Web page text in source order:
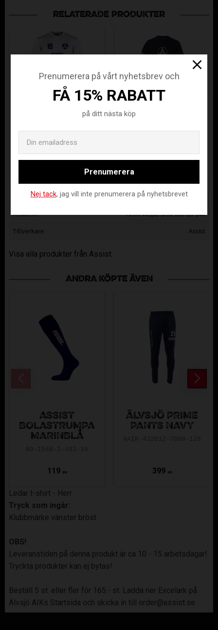
RELATERADE PRODUKTER
ÄLVSJÖ FIELD
MATCHTRÖJA
WHITE
AAIK-410001-2000-128
SUPPORTER
TEE
AAIK-106-28-140
Lagerstatus Beställningsvara
Artikelnr
AAIK-WEBB-SAN-106-28-140
Tillverkare
Assist
Visa alla produkter från Assist
ANDRA KÖPTE ÄVEN
ASSIST
BOLASTRUMPA
MARINBLÅ
119 KR
ÄLVSJÖ PRIME
PANTS NAVY
399 KR
Ledar t-shirt - Herr
Tryck som ingår:
Klubbmärke vänster bröst.
OBS!
Leveranstiden på denna produkt är ca 10 - 15 arbetsdagar!
Tryckta produkter kan ej bytas!
Beställ 5 st. eller fler för 165:- st. Ladda ner Excelark på
Älvsjö AIKs Startsida och skicka in till order@assist.se
Prenumerera på vårt nyhetsbrev och
FÅ 15% RABATT
på ditt nästa köp
Prenumerera
Nej tack, jag vill inte prenumerera på nyhetsbrevet